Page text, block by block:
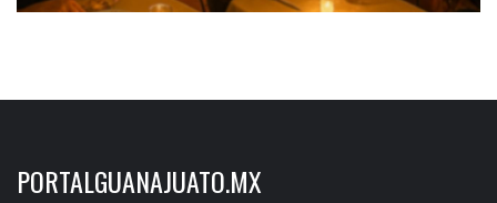
PORTALGUANAJUATO.MX